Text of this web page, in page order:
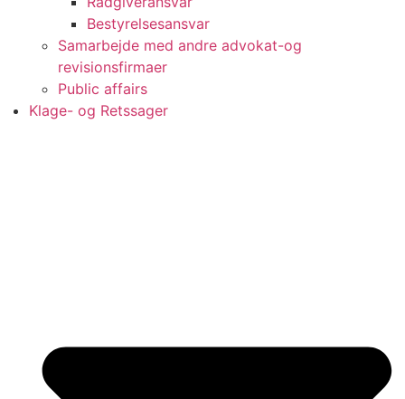
Bestyrelsesansvar
Samarbejde med andre advokat-og
revisionsfirmaer
Public affairs
Klage- og Retssager